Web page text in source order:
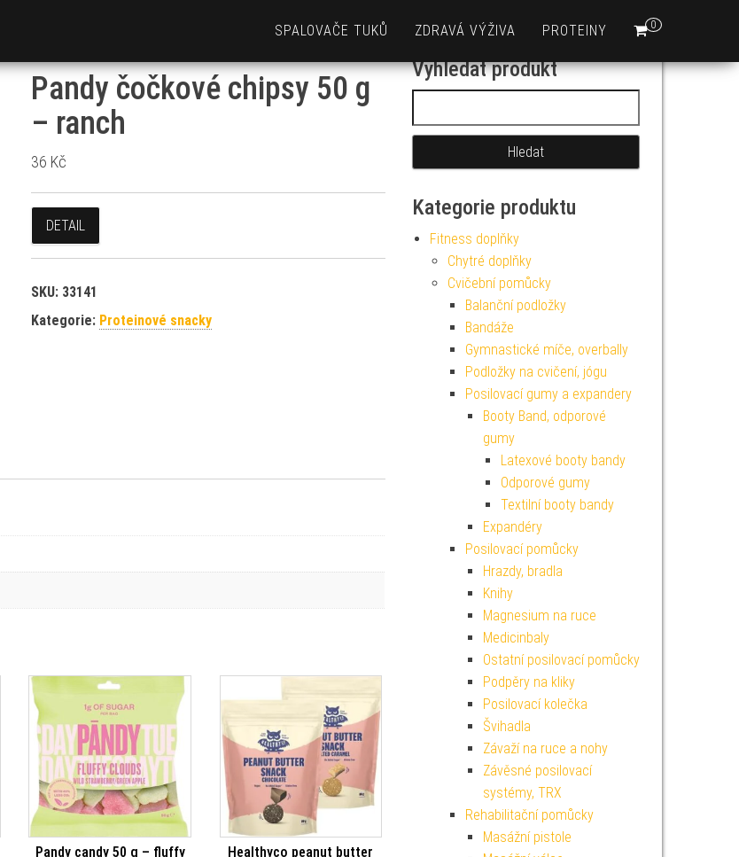
0
SPALOVAČE TUKŮ ZDRAVÁ VÝŽIVA PROTEINY
Pandy čočkové chipsy 50 g
– ranch
36 Kč
DETAIL
SKU: 33141
Kategorie: Proteinové snacky
Pandy candy 50 g – ​fluffy
Healthyco peanut butter
Vyhledat produkt
Kategorie produktu
Fitness doplňky
Chytré doplňky
Cvičební pomůcky
Balanční podložky
Bandáže
Gymnastické míče, overbally
Podložky na cvičení, jógu
Posilovací gumy a expandery
Booty Band, odporové
gumy
Latexové booty bandy
Odporové gumy
Textilní booty bandy
Expandéry
Posilovací pomůcky
Hrazdy, bradla
Knihy
Magnesium na ruce
Medicinbaly
Ostatní posilovací pomůcky
Podpěry na kliky
Posilovací kolečka
Švihadla
Závaží na ruce a nohy
Závěsné posilovací
systémy, TRX
Rehabilitační pomůcky
Masážní pistole